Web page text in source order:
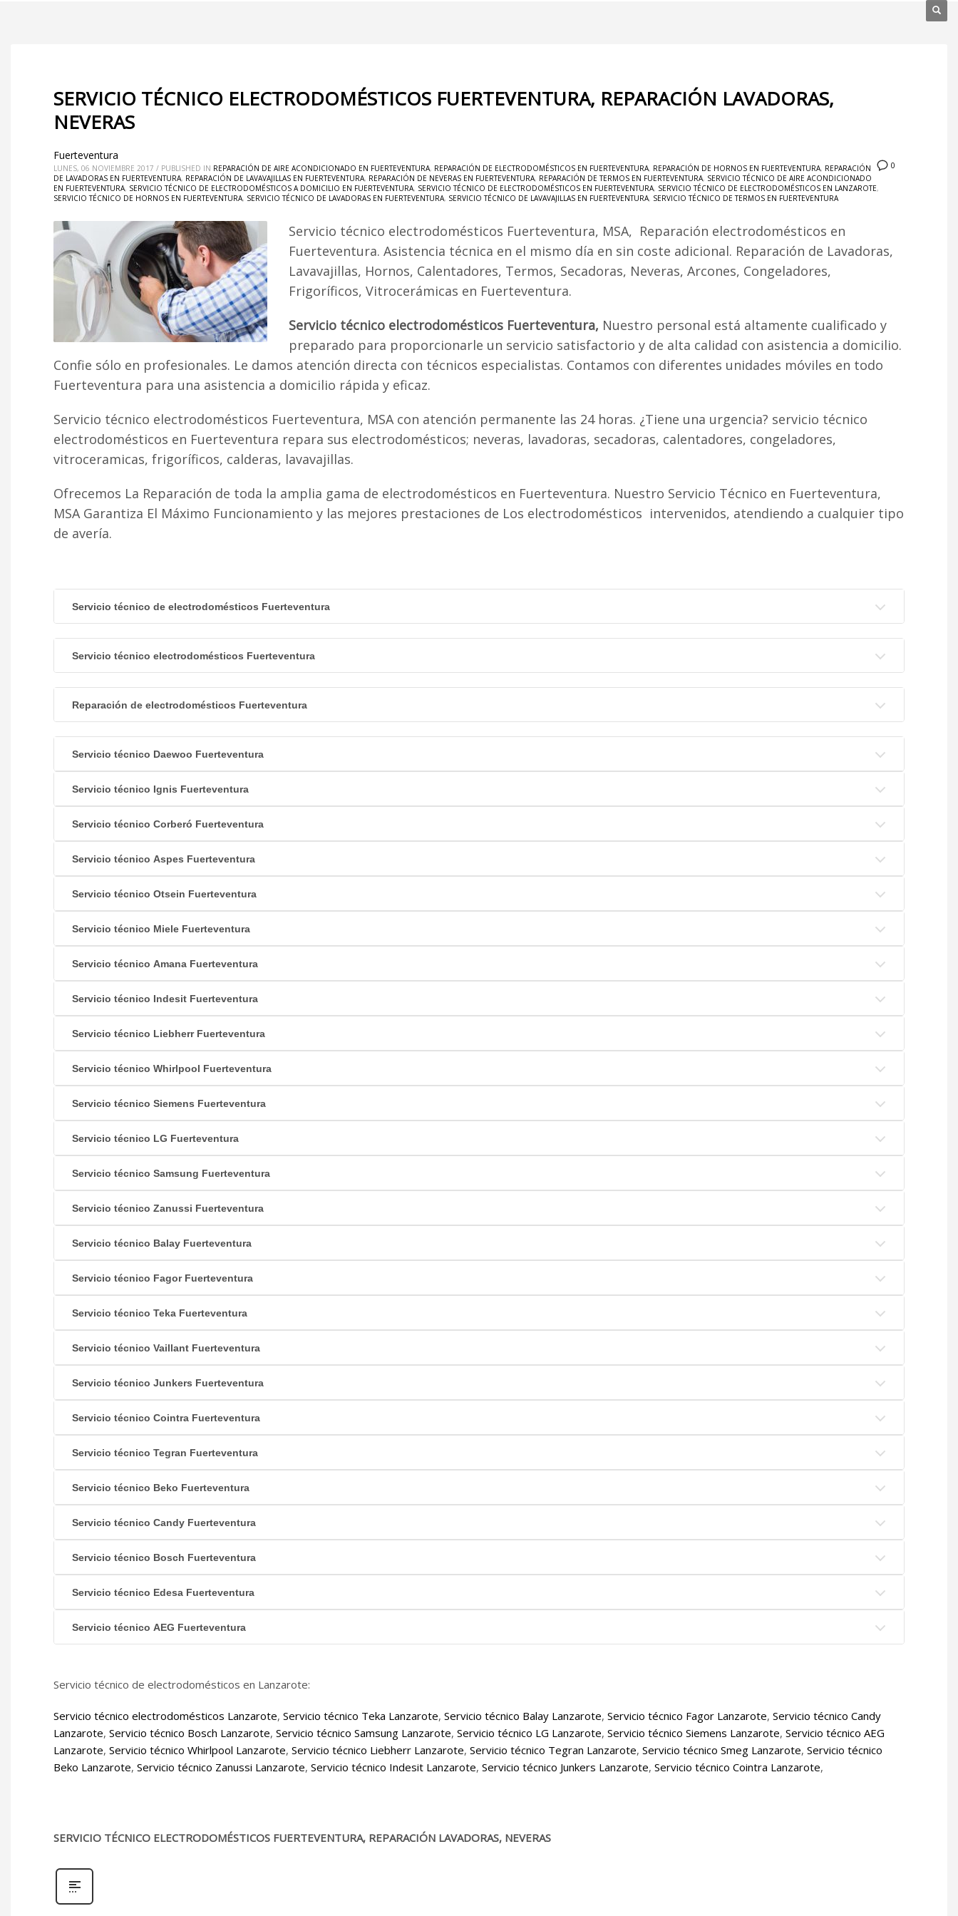
SERVICIO TÉCNICO ELECTRODOMÉSTICOS FUERTEVENTURA, REPARACIÓN LAVADORAS,
NEVERAS
0
Fuerteventura
LUNES, 06 NOVIEMBRE 2017 / PUBLISHED IN REPARACIÓN DE AIRE ACONDICIONADO EN FUERTEVENTURA, REPARACIÓN DE ELECTRODOMÉSTICOS EN FUERTEVENTURA, REPARACIÓN DE HORNOS EN FUERTEVENTURA, REPARACIÓN
DE LAVADORAS EN FUERTEVENTURA, REPARACIÓN DE LAVAVAJILLAS EN FUERTEVENTURA, REPARACIÓN DE NEVERAS EN FUERTEVENTURA, REPARACIÓN DE TERMOS EN FUERTEVENTURA, SERVICIO TÉCNICO DE AIRE ACONDICIONADO
EN FUERTEVENTURA, SERVICIO TÉCNICO DE ELECTRODOMÉSTICOS A DOMICILIO EN FUERTEVENTURA, SERVICIO TÉCNICO DE ELECTRODOMÉSTICOS EN FUERTEVENTURA, SERVICIO TÉCNICO DE ELECTRODOMÉSTICOS EN LANZAROTE,
SERVICIO TÉCNICO DE HORNOS EN FUERTEVENTURA, SERVICIO TÉCNICO DE LAVADORAS EN FUERTEVENTURA, SERVICIO TÉCNICO DE LAVAVAJILLAS EN FUERTEVENTURA, SERVICIO TÉCNICO DE TERMOS EN FUERTEVENTURA
Servicio técnico electrodomésticos Fuerteventura, MSA, Reparación electrodomésticos en
Fuerteventura. Asistencia técnica en el mismo día en sin coste adicional. Reparación de Lavadoras,
Lavavajillas, Hornos, Calentadores, Termos, Secadoras, Neveras, Arcones, Congeladores,
Frigoríficos, Vitrocerámicas en Fuerteventura.
Servicio técnico electrodomésticos Fuerteventura, Nuestro personal está altamente cualificado y
preparado para proporcionarle un servicio satisfactorio y de alta calidad con asistencia a domicilio.
Confie sólo en profesionales. Le damos atención directa con técnicos especialistas. Contamos con diferentes unidades móviles en todo
Fuerteventura para una asistencia a domicilio rápida y eficaz.
Servicio técnico electrodomésticos Fuerteventura, MSA con atención permanente las 24 horas. ¿Tiene una urgencia? servicio técnico
electrodomésticos en Fuerteventura repara sus electrodomésticos; neveras, lavadoras, secadoras, calentadores, congeladores,
vitroceramicas, frigoríficos, calderas, lavavajillas.
Ofrecemos La Reparación de toda la amplia gama de electrodomésticos en Fuerteventura. Nuestro Servicio Técnico en Fuerteventura,
MSA Garantiza El Máximo Funcionamiento y las mejores prestaciones de Los electrodomésticos intervenidos, atendiendo a cualquier tipo
de avería.
Servicio técnico de electrodomésticos Fuerteventura
Servicio técnico electrodomésticos Fuerteventura
Reparación de electrodomésticos Fuerteventura
Servicio técnico Daewoo Fuerteventura
Servicio técnico Ignis Fuerteventura
Servicio técnico Corberó Fuerteventura
Servicio técnico Aspes Fuerteventura
Servicio técnico Otsein Fuerteventura
Servicio técnico Miele Fuerteventura
Servicio técnico Amana Fuerteventura
Servicio técnico Indesit Fuerteventura
Servicio técnico Liebherr Fuerteventura
Servicio técnico Whirlpool Fuerteventura
Servicio técnico Siemens Fuerteventura
Servicio técnico LG Fuerteventura
Servicio técnico Samsung Fuerteventura
Servicio técnico Zanussi Fuerteventura
Servicio técnico Balay Fuerteventura
Servicio técnico Fagor Fuerteventura
Servicio técnico Teka Fuerteventura
Servicio técnico Vaillant Fuerteventura
Servicio técnico Junkers Fuerteventura
Servicio técnico Cointra Fuerteventura
Servicio técnico Tegran Fuerteventura
Servicio técnico Beko Fuerteventura
Servicio técnico Candy Fuerteventura
Servicio técnico Bosch Fuerteventura
Servicio técnico Edesa Fuerteventura
Servicio técnico AEG Fuerteventura
Servicio técnico de electrodomésticos en Lanzarote:
Servicio técnico electrodomésticos Lanzarote, Servicio técnico Teka Lanzarote, Servicio técnico Balay Lanzarote, Servicio técnico Fagor Lanzarote, Servicio técnico Candy
Lanzarote, Servicio técnico Bosch Lanzarote, Servicio técnico Samsung Lanzarote, Servicio técnico LG Lanzarote, Servicio técnico Siemens Lanzarote, Servicio técnico AEG
Lanzarote, Servicio técnico Whirlpool Lanzarote, Servicio técnico Liebherr Lanzarote, Servicio técnico Tegran Lanzarote, Servicio técnico Smeg Lanzarote, Servicio técnico
Beko Lanzarote, Servicio técnico Zanussi Lanzarote, Servicio técnico Indesit Lanzarote, Servicio técnico Junkers Lanzarote, Servicio técnico Cointra Lanzarote,
SERVICIO TÉCNICO ELECTRODOMÉSTICOS FUERTEVENTURA, REPARACIÓN LAVADORAS, NEVERAS